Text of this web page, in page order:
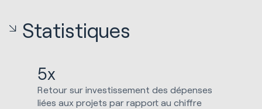
Statistiques
5x
Retour sur investissement des dépenses
liées aux projets par rapport au chiffre